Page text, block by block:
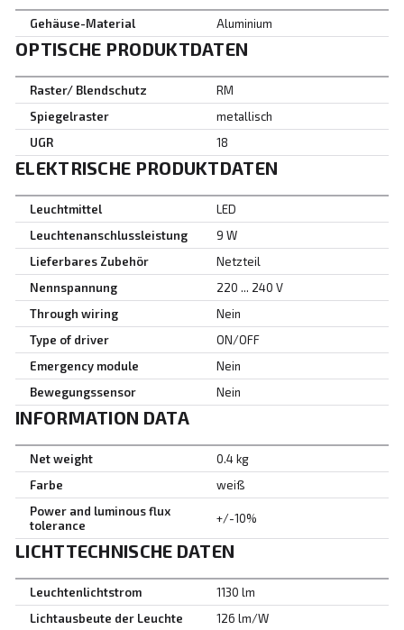
Gehäuse-Material Aluminium
OPTISCHE PRODUKTDATEN
Raster/ Blendschutz
RM
Spiegelraster
metallisch
UGR
18
ELEKTRISCHE PRODUKTDATEN
Leuchtmittel
LED
Leuchtenanschlussleistung
9 W
Lieferbares Zubehör
Netzteil
Nennspannung
220 ... 240 V
Through wiring
Nein
Type of driver
ON/OFF
Emergency module
Nein
Bewegungssensor
Nein
INFORMATION DATA
Net weight
0.4 kg
Farbe
weiß
Power and luminous flux
tolerance
+/-10%
LICHTTECHNISCHE DATEN
Leuchtenlichtstrom
1130 lm
Lichtausbeute der Leuchte
126 lm/W